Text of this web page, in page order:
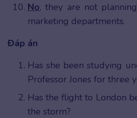
No, they are not
marketing departments.
Đáp án
Has she been studying
Professor Jones for three
Has the flight to London
the storm?